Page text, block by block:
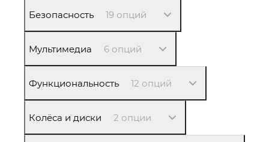
Безопасность 19 опций
Мультимедиа 6 опций
Функциональность 12 опций
Колёса и диски 2 опции